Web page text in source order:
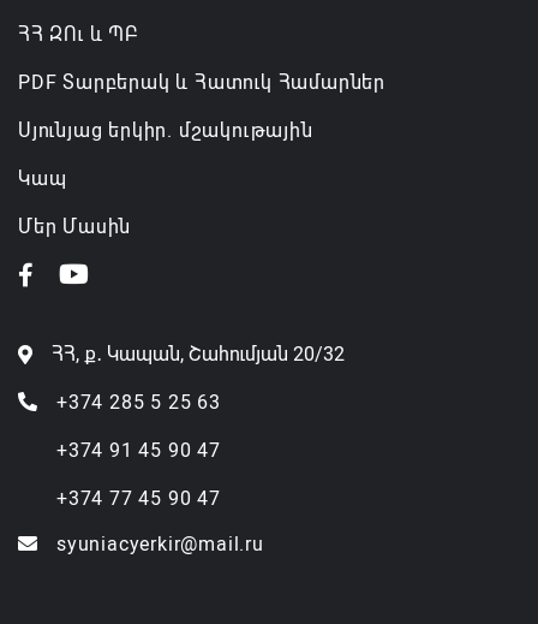
ՀՀ ԶՈւ և ՊԲ
PDF Տարբերակ և Հատուկ Համարներ
Սյունյաց երկիր. մշակութային
Կապ
Մեր Մասին
ՀՀ, ք․ Կապան, Շահումյան 20/32
+374 285 5 25 63
+374 91 45 90 47
+374 77 45 90 47
syuniacyerkir@mail.ru